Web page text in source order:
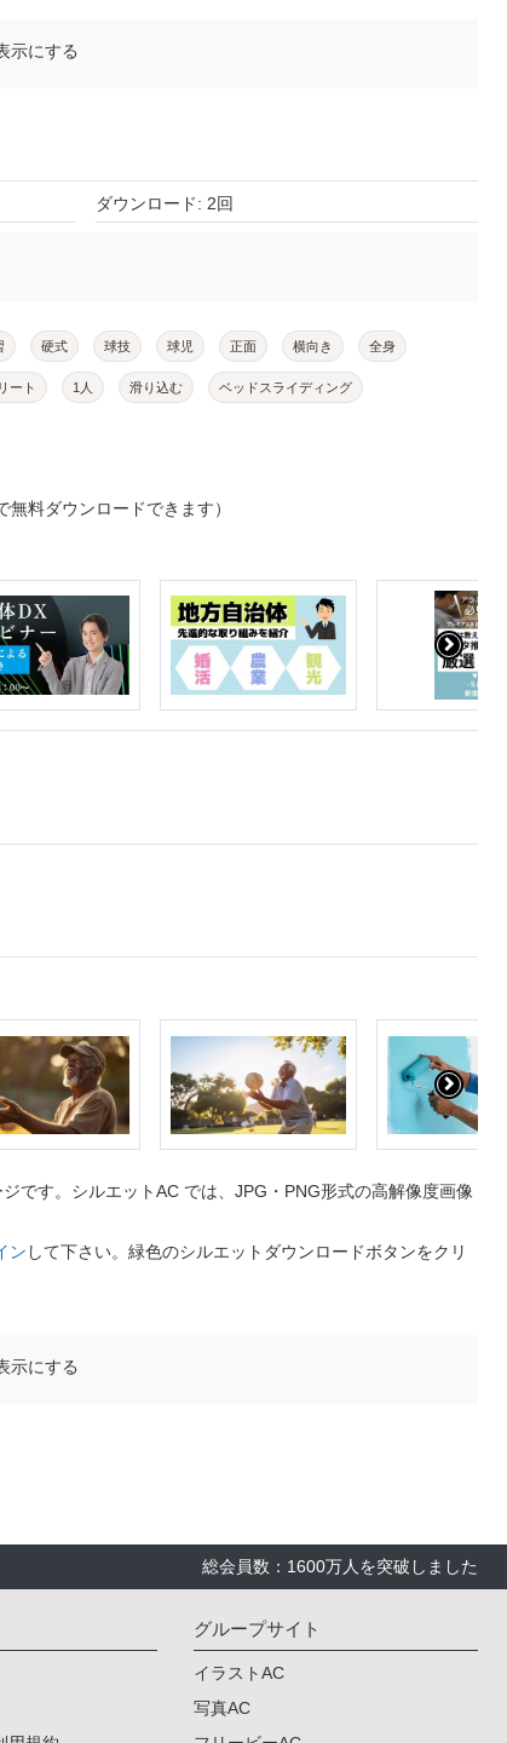
示にする
ダウンロード: 2回
硬式 球技 球児 正面 横向き 全身
ート 1人 滑り込む ベッドスライディング
無料ダウンロードできます）
です。シルエットAC では、JPG・PNG形式の高解像度画像
ン して下さい。緑色のシルエットダウンロードボタンをクリ
示にする
総会員数：1600万人を突破しました
グループサイト
イラストAC
写真AC